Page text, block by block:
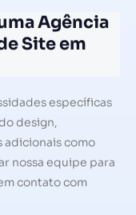
Agência
Site em
específicas
design,
adicionais como
nossa equipe para
contato com